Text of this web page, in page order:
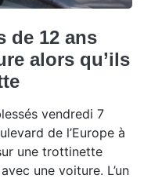
de 12 ans
alors qu’ils
vendredi 7
de l’Europe à
une trottinette
une voiture. L’un